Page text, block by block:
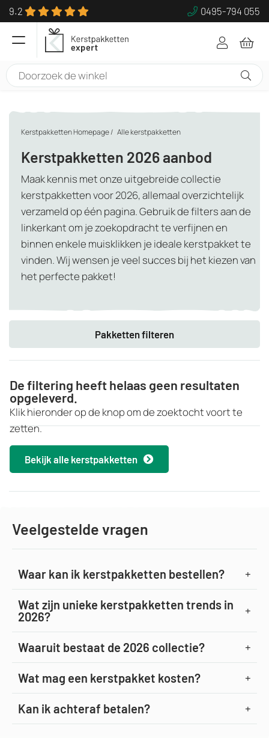
9.2 0495-794 055
Kerstpakketten Homepage/ Alle kerstpakketten
Kerstpakketten 2026 aanbod
Maak kennis met onze uitgebreide collectie
kerstpakketten voor 2026, allemaal overzichtelijk
verzameld op één pagina. Gebruik de filters aan de
linkerkant om je zoekopdracht te verfijnen en
binnen enkele muisklikken je ideale kerstpakket te
vinden. Wij wensen je veel succes bij het kiezen van
het perfecte pakket!
Pakketten filteren
De filtering heeft helaas geen resultaten
opgeleverd.
Klik hieronder op de knop om de zoektocht voort te
zetten.
Bekijk alle kerstpakketten
Veelgestelde vragen
Waar kan ik kerstpakketten bestellen?
Wat zijn unieke kerstpakketten trends in
2026?
Waaruit bestaat de 2026 collectie?
Wat mag een kerstpakket kosten?
Kan ik achteraf betalen?